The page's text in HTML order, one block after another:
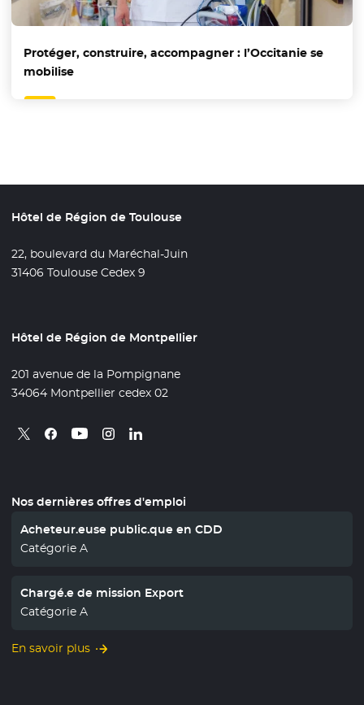
Protéger, construire, accompagner : l’Occitanie se
mobilise
Hôtel de Région de Toulouse
22, boulevard du Maréchal-Juin
31406 Toulouse Cedex 9
Hôtel de Région de Montpellier
201 avenue de la Pompignane
34064 Montpellier cedex 02
Retrouvez nous sur X
- Nouvelle fenêtre
Retrouvez nous sur Facebook
- Nouvelle fenêtre
Retrouvez nous sur Youtube
- Nouvelle fenêtre
Retrouvez nous sur Instagram
- Nouvelle fenêtre
Retrouvez nous sur Linkedin
- Nouvelle fenêtre
Nos dernières offres d'emploi
Acheteur.euse public.que en CDD
Catégorie A
Chargé.e de mission Export
Catégorie A
En savoir plus